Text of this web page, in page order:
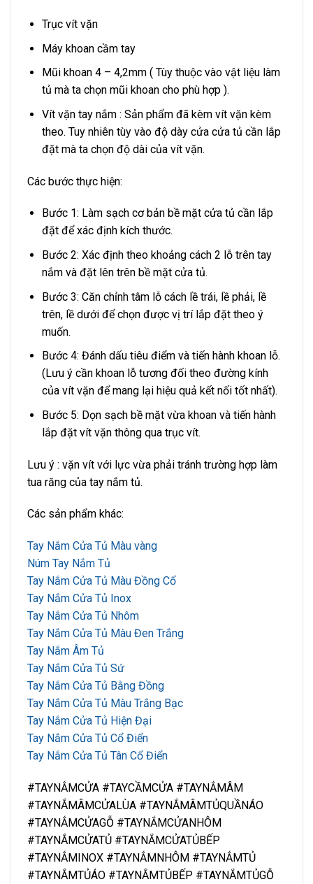
Trục vít vặn
Máy khoan cầm tay
Mũi khoan 4 – 4,2mm ( Tùy thuộc vào vật liệu làm
tủ mà ta chọn mũi khoan cho phù hợp ).
Vít vặn tay nắm : Sản phẩm đã kèm vít vặn kèm
theo. Tuy nhiên tùy vào độ dày cửa cửa tủ cần lắp
đặt mà ta chọn độ dài của vít vặn.
Các bước thực hiện:
Bước 1: Làm sạch cơ bản bề mặt cửa tủ cần lắp
đặt để xác định kích thước.
Bước 2: Xác định theo khoảng cách 2 lỗ trên tay
nắm và đặt lên trên bề mặt cửa tủ.
Bước 3: Căn chỉnh tâm lỗ cách lề trái, lề phải, lề
trên, lề dưới để chọn được vị trí lắp đặt theo ý
muốn.
Bước 4: Đánh dấu tiêu điểm và tiến hành khoan lỗ.
(Lưu ý cần khoan lỗ tương đối theo đường kính
của vít vặn để mang lại hiệu quả kết nối tốt nhất).
Bước 5: Dọn sạch bề mặt vừa khoan và tiến hành
lắp đặt vít vặn thông qua trục vít.
Lưu ý : vặn vít với lực vừa phải tránh trường hợp làm
tua răng của tay nắm tủ.
Các sản phẩm khác:
Tay Nắm Cửa Tủ Màu vàng
Núm Tay Nắm Tủ
Tay Nắm Cửa Tủ Màu Đồng Cổ
Tay Nắm Cửa Tủ Inox
Tay Nắm Cửa Tủ Nhôm
Tay Nắm Cửa Tủ Màu Đen Trắng
Tay Nắm Âm Tủ
Tay Nắm Cửa Tủ Sứ
Tay Nắm Cửa Tủ Bằng Đồng
Tay Nắm Cửa Tủ Màu Trắng Bạc
Tay Nắm Cửa Tủ Hiện Đại
Tay Nắm Cửa Tủ Cổ Điển
Tay Nắm Cửa Tủ Tân Cổ Điển
#TAYNẮMCỬA #TAYCẦMCỬA #TAYNẮMÂM
#TAYNẮMÂMCỬALÙA #TAYNẮMÂMTỦQUẦNÁO
#TAYNẮMCỬAGỖ #TAYNẮMCỬANHÔM
#TAYNẮMCỬATỦ #TAYNẮMCỬATỦBẾP
#TAYNẮMINOX #TAYNẮMNHÔM #TAYNẮMTỦ
#TAYNẮMTỦÁO #TAYNẮMTỦBẾP #TAYNẮMTỦGỖ